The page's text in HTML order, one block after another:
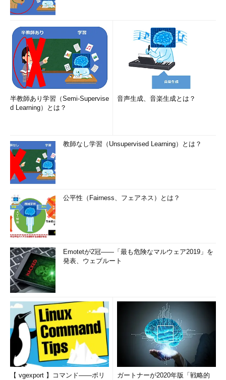
半教師あり学習（Semi-Supervise
d Learning）とは？
音声生成、音楽生成とは？
教師なし学習（Unsupervised Learning）とは？
公平性（Fairness、フェアネス）とは？
Emotetが2冠――「最も危険なマルウェア2019」を
発表、ウェブルート
【 vgexport 】コマンド――ボリ
ガートナーが2020年版「戦略的